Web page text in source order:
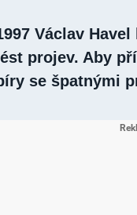
Václav
projev. Aby
se špatnými